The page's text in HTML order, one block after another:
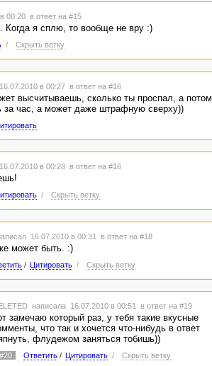
00:20 в ответ на #15
Когда я сплю, то вообще не вру :)
/ Скрыть ветку
в 00:27 в ответ на #16
высчитываешь, сколько ты проспал, а потом
за час, а может даже штрафную сверху))
в 00:28 в ответ на #16
/ Скрыть ветку
16.07.2010 в 00:31 в ответ на #18
может быть. :)
/ Цитировать / Скрыть ветку
написала 16.07.2010 в 00:51 в ответ на #19
замечаю который раз, у тебя такие вкусные
что так и хочется что-нибудь в ответ
флудежом заняться тобишь))
#20 Ответить/ Цитировать / Скрыть ветку